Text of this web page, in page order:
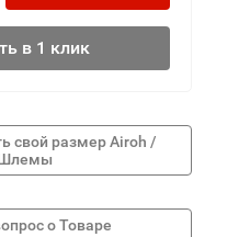
в 1 клик
свой размер Airoh /